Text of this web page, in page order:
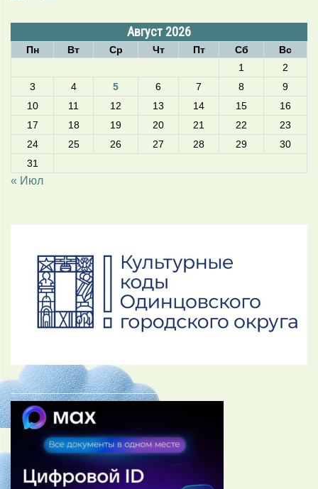
Август 2026
Пн Вт Ср Чт Пт Сб
Вс
1
2
3
4 5 6 7 8
9
10
11 12 13 14 15
16
17
18 19 20 21 22
23
24
25 26 27 28 29
30
31
« Июл